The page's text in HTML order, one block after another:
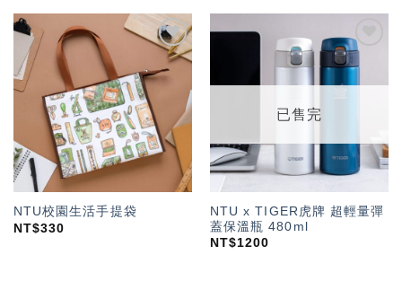
加入
「願
望輕
NTU校園生活手提袋
NT$330
「願
望輕
已售完
NTU x TIGER虎牌 超輕量彈
蓋保溫瓶 480ml
NT$1200